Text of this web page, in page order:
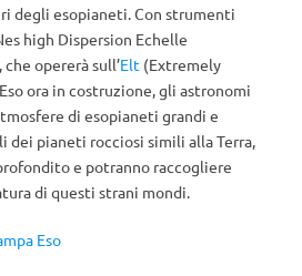
degli esopianeti. Con strumenti
high Dispersion Echelle
che opererà sull’Elt (Extremely
ora in costruzione, gli astronomi
di esopianeti grandi e
dei pianeti rocciosi simili alla Terra,
e potranno raccogliere
di questi strani mondi.
Eso